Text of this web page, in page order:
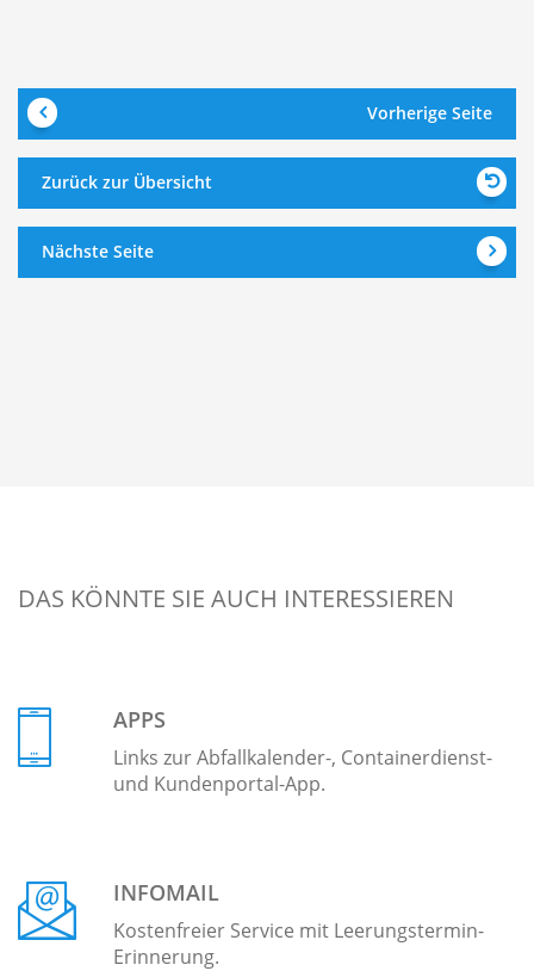
Vorherige Seite
Zurück zur Übersicht
Nächste Seite
DAS KÖNNTE SIE AUCH INTERESSIEREN
APPS
Links zur Abfallkalender-, Containerdienst-
und Kundenportal-App.
INFOMAIL
Kostenfreier Service mit Leerungstermin-
Erinnerung.